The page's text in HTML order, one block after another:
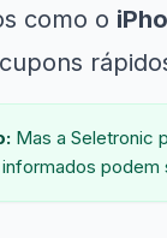
como o
Mas a Seletronic